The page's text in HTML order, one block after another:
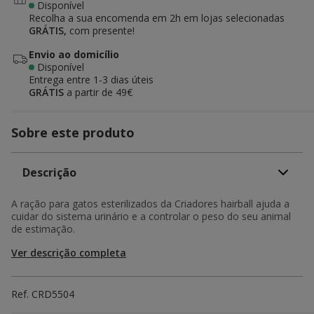
Disponível
Recolha a sua encomenda em 2h em lojas selecionadas
GRÁTIS, com presente!
Envio ao domicílio
Disponível
Entrega entre 1-3 dias úteis
GRÁTIS a partir de 49€
Sobre este produto
Descrição
A ração para gatos esterilizados da Criadores hairball ajuda a
cuidar do sistema urinário e a controlar o peso do seu animal
de estimação.
Ver descrição completa
Ref. CRD5504